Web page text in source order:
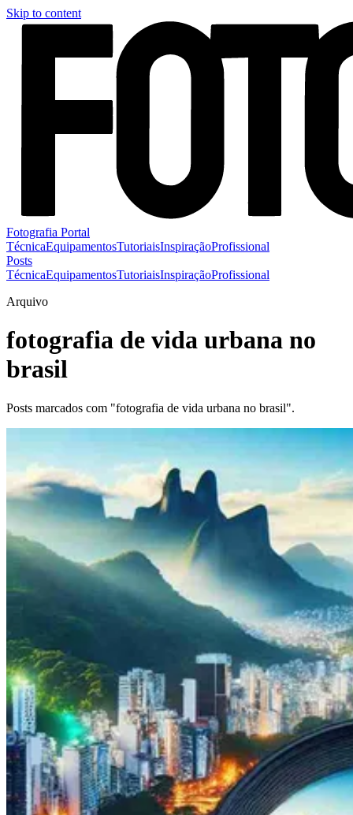
Skip to content
Fotografia Portal
TécnicaEquipamentosTutoriaisInspiraçãoProfissional
Posts
TécnicaEquipamentosTutoriaisInspiraçãoProfissional
Arquivo
fotografia de vida urbana no
brasil
Posts marcados com "fotografia de vida urbana no brasil".